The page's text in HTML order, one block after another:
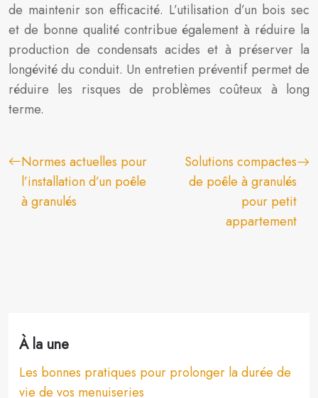
de maintenir son efficacité. L’utilisation d’un bois sec
et de bonne qualité contribue également à réduire la
production de condensats acides et à préserver la
longévité du conduit. Un entretien préventif permet de
réduire les risques de problèmes coûteux à long
terme.
Normes actuelles pour
l’installation d’un poêle
à granulés
Solutions compactes
de poêle à granulés
pour petit
appartement
À la une
Les bonnes pratiques pour prolonger la durée de
vie de vos menuiseries